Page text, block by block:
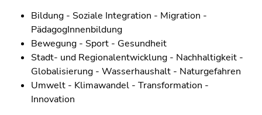
Bildung - Soziale Integration - Migration -
PädagogInnenbildung
Bewegung - Sport - Gesundheit
Stadt- und Regionalentwicklung - Nachhaltigkeit -
Globalisierung - Wasserhaushalt - Naturgefahren
Umwelt - Klimawandel - Transformation -
Innovation